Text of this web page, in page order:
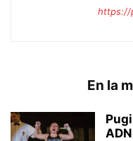
https://
En la